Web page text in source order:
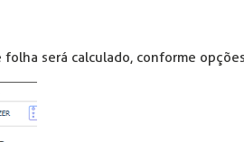
será calculado, conforme